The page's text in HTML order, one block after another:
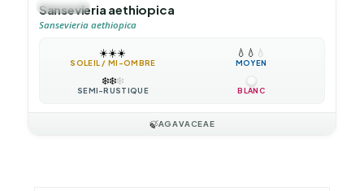
🪴VIVACE
Sansevieria aethiopica
Sansevieria aethiopica
☀️☀️☀️
SOLEIL / MI-OMBRE
💧 💧 💧
MOYEN
❄️❄️❄️
SEMI-RUSTIQUE BLANC
🍃AGAVACEAE